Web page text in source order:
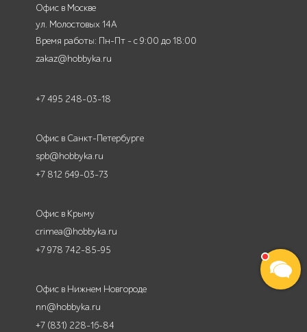
Офис в Москве
ул. Молостовых 14А
Время работы: Пн-Пт - с 9:00 до 18:00
zakaz@hobbyka.ru
+7 495 248-03-18
Офис в Санкт-Петербурге
spb@hobbyka.ru
+7 812 649-03-73
Офис в Крыму
crimea@hobbyka.ru
+7 978 742-85-95
Офис в Нижнем Новгороде
nn@hobbyka.ru
+7 (831) 228-16-84